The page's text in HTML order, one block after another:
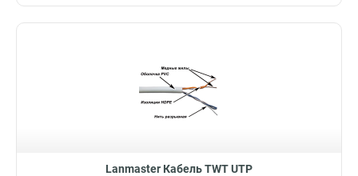
Lanmaster Кабель TWT UTP